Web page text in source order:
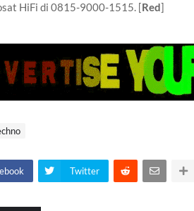
HiFi di 0815-9000-1515. [Red]
Twitter